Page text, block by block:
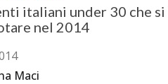
italiani under 30 che si
nel 2014
Maci